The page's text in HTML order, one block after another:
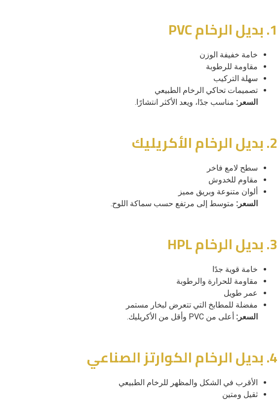
1. بديل الرخام PVC
خامة خفيفة الوزن
مقاومة للرطوبة
سهلة التركيب
تصميمات تحاكي الرخام الطبيعي
السعر: مناسب جدًا، ويعد الأكثر انتشارًا.
2. بديل الرخام الأكريليك
سطح لامع فاخر
مقاوم للخدوش
ألوان متنوعة وبريق مميز
السعر: متوسط إلى مرتفع حسب سماكة اللوح.
3. بديل الرخام HPL
خامة قوية جدًا
مقاومة للحرارة والرطوبة
عمر طويل
مفضلة للمطابخ التي تتعرض لبخار مستمر
السعر: أعلى من PVC وأقل من الأكريليك.
4. بديل الرخام الكوارتز الصناعي
الأقرب في الشكل والمظهر للرخام الطبيعي
ثقيل ومتين